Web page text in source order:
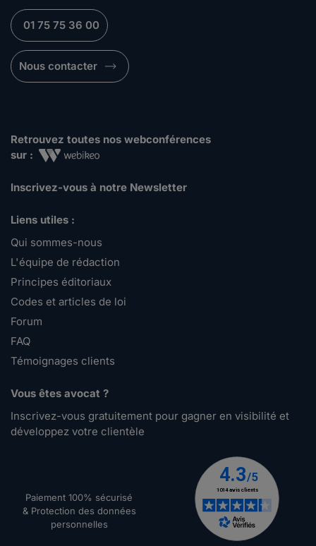
01 75 75 36 00
Nous contacter
Retrouvez toutes nos webconférences
sur :
Inscrivez-vous à notre Newsletter
Liens utiles :
Qui sommes-nous
L'équipe de rédaction
Principes éditoriaux
Codes et articles de loi
Forum
FAQ
Témoignages clients
Vous êtes avocat ?
Inscrivez-vous gratuitement pour gagner en visibilité et
développez votre clientèle
Paiement 100% sécurisé
& Protection des données
personnelles